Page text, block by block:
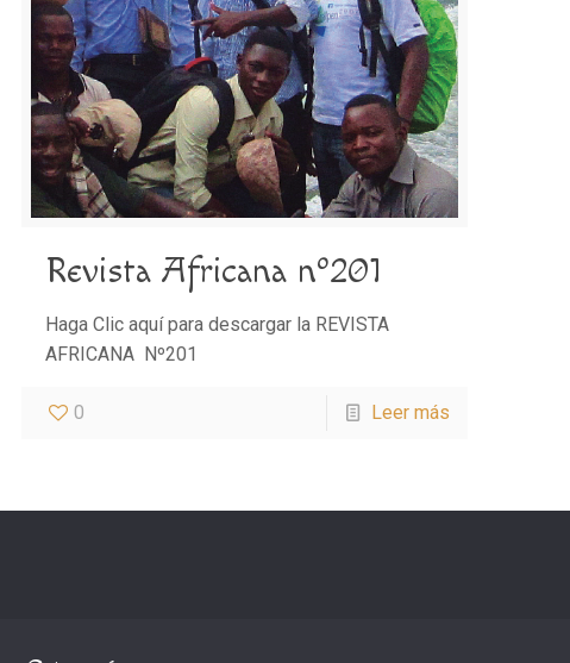
Revista Africana nº201
Haga Clic aquí para descargar la REVISTA
AFRICANA Nº201
0 Leer más